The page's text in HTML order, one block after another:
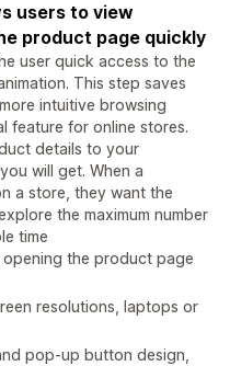
users to view
product page quickly
user quick access to the
This step saves
intuitive browsing
feature for online stores.
details to your
will get. When a
a store, they want the
the maximum number
time
the product page
resolutions, laptops or
pop-up button design,